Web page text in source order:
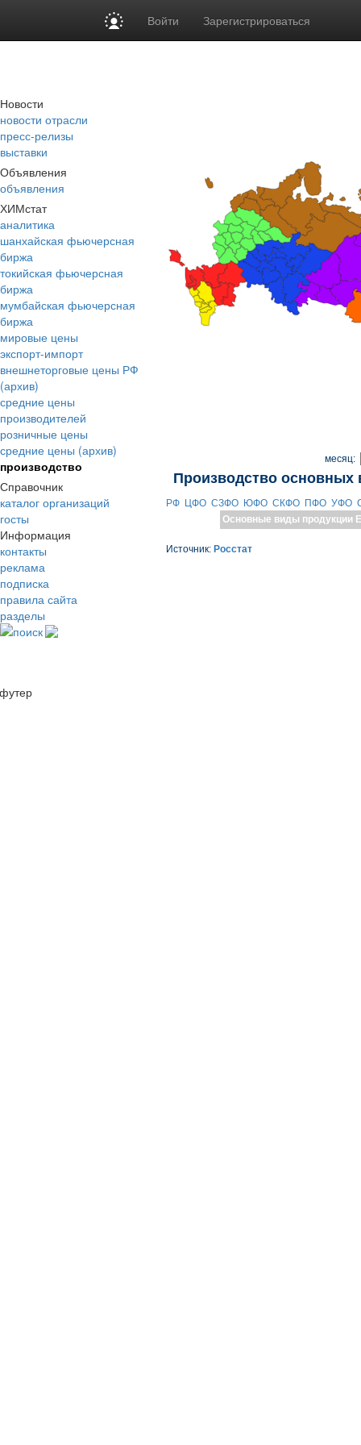
Войти Зарегистрироваться
Новости
новости отрасли
пресс-релизы
выставки
Объявления
объявления
ХИМстат
аналитика
шанхайская фьючерсная
биржа
токийская фьючерсная
биржа
мумбайская фьючерсная
биржа
мировые цены
экспорт-импорт
внешнеторговые цены РФ
(архив)
средние цены
производителей
розничные цены
средние цены (архив)
производство
Справочник
каталог организаций
госты
Информация
контакты
реклама
подписка
правила сайта
разделы
поиск
месяц:
Производство основных
РФ ЦФО СЗФО ЮФО СКФО ПФО УФО
Основные виды продукции
Источник: Росстат
футер